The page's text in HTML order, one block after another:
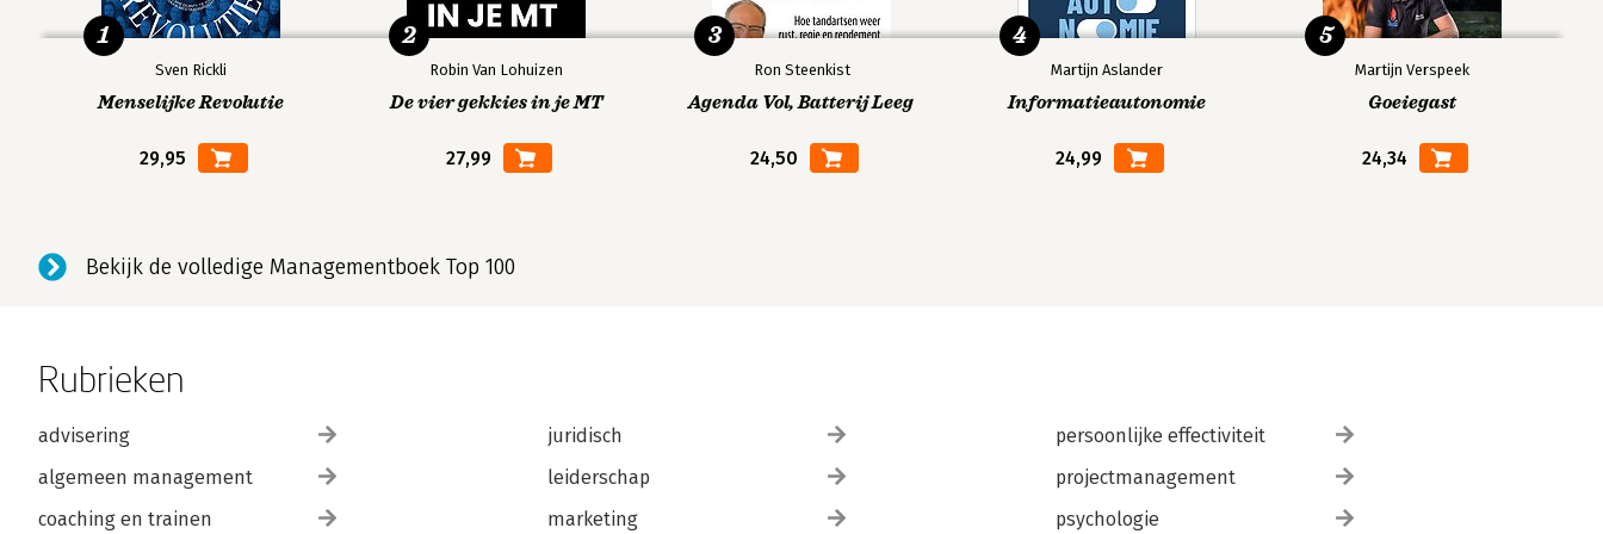
Sven Rickli
Menselijke Revolutie
29,95
1
Robin Van Lohuizen
De vier gekkies in je MT
27,99
2
Ron Steenkist
Agenda Vol, Batterij Leeg
24,50
3
Martijn Aslander
Informatieautonomie
24,99
4
Martijn Verspeek
Goeiegast
24,34
5
Bekijk de volledige Managementboek Top 100
Rubrieken
advisering
algemeen management
coaching en trainen
juridisch
leiderschap
marketing
persoonlijke effectiviteit
projectmanagement
psychologie